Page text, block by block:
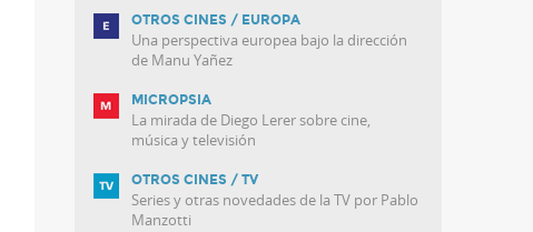
OTROS CINES / EUROPA
Una perspectiva europea bajo la dirección
de Manu Yañez
MICROPSIA
La mirada de Diego Lerer sobre cine,
música y televisión
OTROS CINES / TV
Series y otras novedades de la TV por Pablo
Manzotti